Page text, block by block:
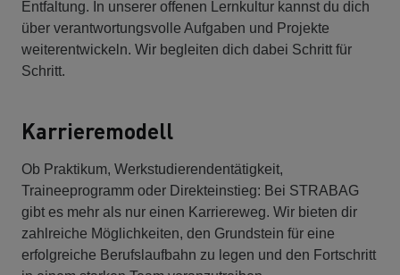
Entfaltung. In unserer offenen Lernkultur kannst du dich
über verantwortungsvolle Aufgaben und Projekte
weiterentwickeln. Wir begleiten dich dabei Schritt für
Schritt.
Karrieremodell
Ob Praktikum, Werkstudierendentätigkeit,
Traineeprogramm oder Direkteinstieg: Bei STRABAG
gibt es mehr als nur einen Karriereweg. Wir bieten dir
zahlreiche Möglichkeiten, den Grundstein für eine
erfolgreiche Berufslaufbahn zu legen und den Fortschritt